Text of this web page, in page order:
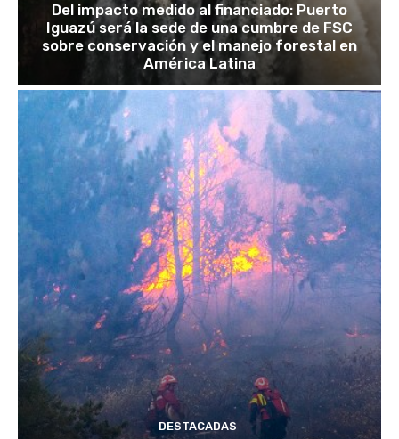
Del impacto medido al financiado: Puerto
Iguazú será la sede de una cumbre de FSC
sobre conservación y el manejo forestal en
América Latina
DESTACADAS